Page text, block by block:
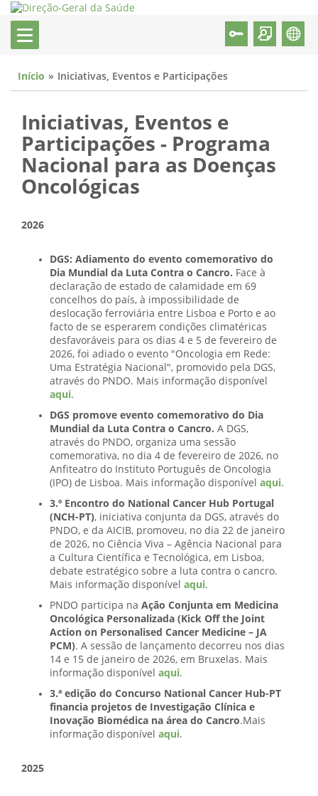
Início Iniciativas, Eventos e Participações
Iniciativas, Eventos e
Participações - Programa
Nacional para as Doenças
Oncológicas
2026
DGS: Adiamento do evento comemorativo do
Dia Mundial da Luta Contra o Cancro. Face à
declaração de estado de calamidade em 69
concelhos do país, à impossibilidade de
deslocação ferroviária entre Lisboa e Porto e ao
facto de se esperarem condições climatéricas
desfavoráveis para os dias 4 e 5 de fevereiro de
2026, foi adiado o evento "Oncologia em Rede:
Uma Estratégia Nacional", promovido pela DGS,
através do PNDO. Mais informação disponível
aqui.
DGS promove evento comemorativo do Dia
Mundial da Luta Contra o Cancro. A DGS,
através do PNDO, organiza uma sessão
comemorativa, no dia 4 de fevereiro de 2026, no
Anfiteatro do Instituto Português de Oncologia
(IPO) de Lisboa. Mais informação disponível aqui.
3.º Encontro do National Cancer Hub Portugal
(NCH-PT), iniciativa conjunta da DGS, através do
PNDO, e da AICIB, promoveu, no dia 22 de janeiro
de 2026, no Ciência Viva – Agência Nacional para
a Cultura Científica e Tecnológica, em Lisboa,
debate estratégico sobre a luta contra o cancro.
Mais informação disponível aqui.
PNDO participa na Ação Conjunta em Medicina
Oncológica Personalizada (Kick Off the Joint
Action on Personalised Cancer Medicine – JA
PCM). A sessão de lançamento decorreu nos dias
14 e 15 de janeiro de 2026, em Bruxelas. Mais
informação disponível aqui.
3.ª edição do Concurso National Cancer Hub-PT
financia projetos de Investigação Clínica e
Inovação Biomédica na área do Cancro.Mais
informação disponível aqui.
2025